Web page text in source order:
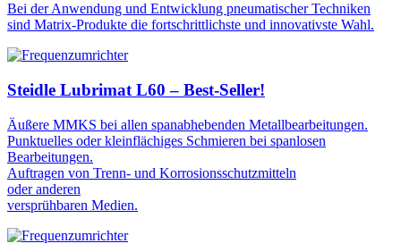
Bei der Anwendung und Entwicklung pneumatischer Techniken
sind Matrix-Produkte die fortschrittlichste und innovativste Wahl.
Steidle Lubrimat L60 – Best-Seller!
Äußere MMKS bei allen spanabhebenden Metallbearbeitungen.
Punktuelles oder kleinflächiges Schmieren bei spanlosen
Bearbeitungen.
Auftragen von Trenn- und Korrosionsschutzmitteln
oder anderen
versprühbaren Medien.